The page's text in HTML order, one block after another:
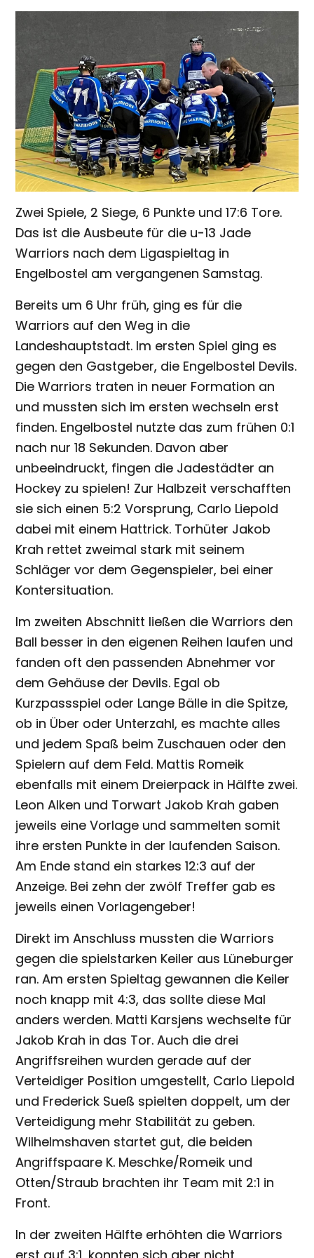
Zwei Spiele, 2 Siege, 6 Punkte und 17:6 Tore.
Das ist die Ausbeute für die u-13 Jade
Warriors nach dem Ligaspieltag in
Engelbostel am vergangenen Samstag.
Bereits um 6 Uhr früh, ging es für die
Warriors auf den Weg in die
Landeshauptstadt. Im ersten Spiel ging es
gegen den Gastgeber, die Engelbostel Devils.
Die Warriors traten in neuer Formation an
und mussten sich im ersten wechseln erst
finden. Engelbostel nutzte das zum frühen 0:1
nach nur 18 Sekunden. Davon aber
unbeeindruckt, fingen die Jadestädter an
Hockey zu spielen! Zur Halbzeit verschafften
sie sich einen 5:2 Vorsprung, Carlo Liepold
dabei mit einem Hattrick. Torhüter Jakob
Krah rettet zweimal stark mit seinem
Schläger vor dem Gegenspieler, bei einer
Kontersituation.
Im zweiten Abschnitt ließen die Warriors den
Ball besser in den eigenen Reihen laufen und
fanden oft den passenden Abnehmer vor
dem Gehäuse der Devils. Egal ob
Kurzpassspiel oder Lange Bälle in die Spitze,
ob in Über oder Unterzahl, es machte alles
und jedem Spaß beim Zuschauen oder den
Spielern auf dem Feld. Mattis Romeik
ebenfalls mit einem Dreierpack in Hälfte zwei.
Leon Alken und Torwart Jakob Krah gaben
jeweils eine Vorlage und sammelten somit
ihre ersten Punkte in der laufenden Saison.
Am Ende stand ein starkes 12:3 auf der
Anzeige. Bei zehn der zwölf Treffer gab es
jeweils einen Vorlagengeber!
Direkt im Anschluss mussten die Warriors
gegen die spielstarken Keiler aus Lüneburger
ran. Am ersten Spieltag gewannen die Keiler
noch knapp mit 4:3, das sollte diese Mal
anders werden. Matti Karsjens wechselte für
Jakob Krah in das Tor. Auch die drei
Angriffsreihen wurden gerade auf der
Verteidiger Position umgestellt, Carlo Liepold
und Frederick Sueß spielten doppelt, um der
Verteidigung mehr Stabilität zu geben.
Wilhelmshaven startet gut, die beiden
Angriffspaare K. Meschke/Romeik und
Otten/Straub brachten ihr Team mit 2:1 in
Front.
In der zweiten Hälfte erhöhten die Warriors